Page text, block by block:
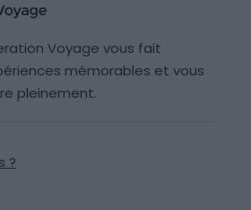
Voyage vous fait
mémorables et vous
pleinement.
?